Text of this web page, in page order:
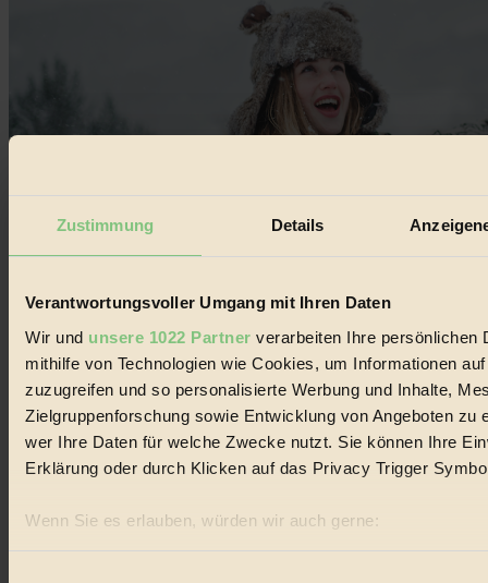
Zustimmung Details
Verantwortungsvoller Umgang mit Ihren Daten
Wir und unsere 1022 Partner verarbeiten Ihre persönlichen
mithilfe von Technologien wie Cookies, um Informationen
zuzugreifen und so personalisierte Werbung und Inhalte,
Zielgruppenforschung sowie Entwicklung von Angeboten zu
wer Ihre Daten für welche Zwecke nutzt. Sie können Ihre
Erklärung oder durch Klicken auf das Privacy Trigger
Wenn Sie es erlauben, würden wir auch gerne:
Informationen über Ihre geografische Lage
Winterhaut
Beauty & Fitness
Kalte Temperaturen draußen, beheizte Räume drinnen – der Winter